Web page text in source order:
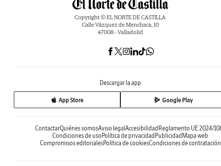
Copyright © EL NORTE DE CASTILLA
Calle Vázquez de Menchaca, 10
47008 - Valladolid
Descargar la app
App Store Google Play
ContactarQuiénes somosAviso legal Accesibilidad Reglamento UE 2024/
Condiciones de uso Política de privacidad Publicidad Mapa web
Compromisos editorialesPolítica de cookiesCondiciones de contratación